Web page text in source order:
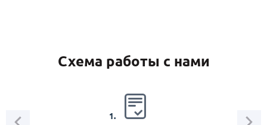
Схема работы с нами
1.